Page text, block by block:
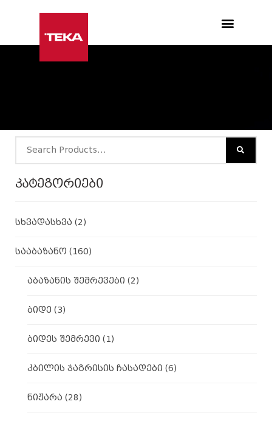
კატეგორიები
სხვადასხვა (2)
სააბაზანო (160)
აბაზანის შემრევები (2)
ბიდე (3)
ბიდეს შემრევი (1)
კბილის ჯაგრისის ჩასადები (6)
ნიჟარა (28)